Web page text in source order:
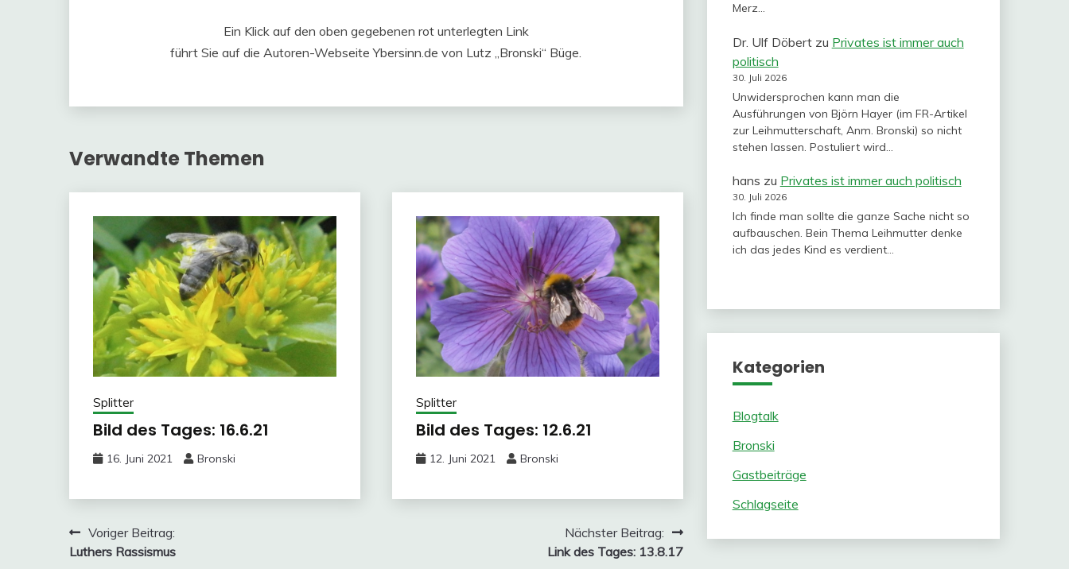
Ein Klick auf den oben gegebenen rot unterlegten Link
führt Sie auf die Autoren-Webseite Ybersinn.de von Lutz „Bronski“ Büge.
Verwandte Themen
Splitter
Bild des Tages: 16.6.21
16. Juni 2021 Bronski
Splitter
Bild des Tages: 12.6.21
12. Juni 2021 Bronski
Beitragsnavigation
Voriger Beitrag:
Luthers Rassismus
Nächster Beitrag:
Link des Tages: 13.8.17
Merz…
Dr. Ulf Döbertzu Privates ist immer auch
politisch
30. Juli 2026
Unwidersprochen kann man die
Ausführungen von Björn Hayer (im FR-Artikel
zur Leihmutterschaft, Anm. Bronski) so nicht
stehen lassen. Postuliert wird…
hans zu Privates ist immer auch politisch
30. Juli 2026
Ich finde man sollte die ganze Sache nicht so
aufbauschen. Bein Thema Leihmutter denke
ich das jedes Kind es verdient…
Kategorien
Blogtalk
Bronski
Gastbeiträge
Schlagseite